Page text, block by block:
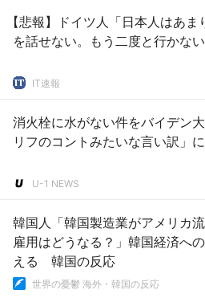
【悲報】ドイツ人「日本人はあま
を話せない。もう二度と行かない
IT速報
消火栓に水がない件をバイデン
リフのコントみたいな言い訳」
U-1 NEWS
韓国人「韓国製造業がアメリカ
雇用はどうなる？」韓国経済へ
える 韓国の反応
世界の憂鬱 海外・韓国の反応